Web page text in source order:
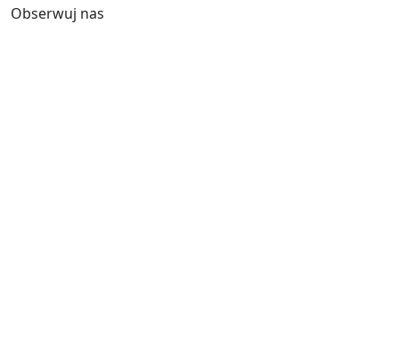
Obserwuj nas